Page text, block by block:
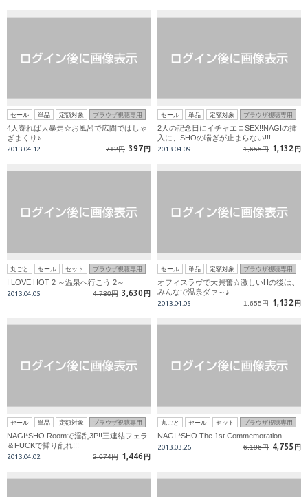
セール 単品 定額対象 ブラウザ視聴専用
4人寄れば大暴走☆お風呂で広間ではしゃ
ぎまくり♪
2013.04.12 712円 397 円
セール 単品 定額対象 ブラウザ視聴専用
2人の記念日にイチャエロSEX!!NAGIの挿
入に、SHOの喘ぎが止まらない!!!
2013.04.09 1,655円 1,132 円
丸ごと セール セット ブラウザ視聴専用
I LOVE HOT 2 ～温泉へ行こう 2～
2013.04.05 4,730円 3,630 円
セール 単品 定額対象 ブラウザ視聴専用
オフィスラヴで大興奮☆激しいHの後は、
みんなで温泉ダァ～♪
2013.04.05 1,655円 1,132 円
セール 単品 定額対象 ブラウザ視聴専用
NAGI*SHO Roomで淫乱3P!!三連結フェラ
＆FUCKで挿り乱れ!!!
2013.04.02 2,074円 1,446 円
丸ごと セール セット ブラウザ視聴専用
NAGI *SHO The 1st Commemoration
2013.03.26 6,196円 4,755 円